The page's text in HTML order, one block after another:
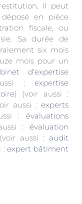
Il peut
en pièce
fiscale, ou
Sa durée de
six mois
mois pour un
d’expertise
:expertise
) (voir aussi :
aussi :experts
:évaluations
:évaluation
aussi : audit
:expert bâtiment